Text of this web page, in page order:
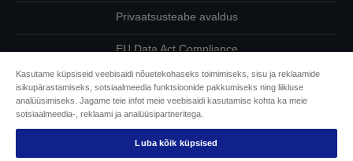
Privaatsusteabe avaldus
EU Data Act Compliance
Võtke meiega oma andmete osas ühendust
Cookie Information
Epsoni pühendumine juurdepääsetavusele
Kasutame küpsiseid veebisaidi nõuetekohaseks toimimiseks, sisu ja reklaamide
isikupärastamiseks, sotsiaalmeedia funktsioonide pakkumiseks ning liikluse
analüüsimiseks. Jagame teie infot meie veebisaidi kasutamise kohta ka meie
sotsiaalmeedia-, reklaami ja analüüsipartneritega.
Luba kõik küpsised